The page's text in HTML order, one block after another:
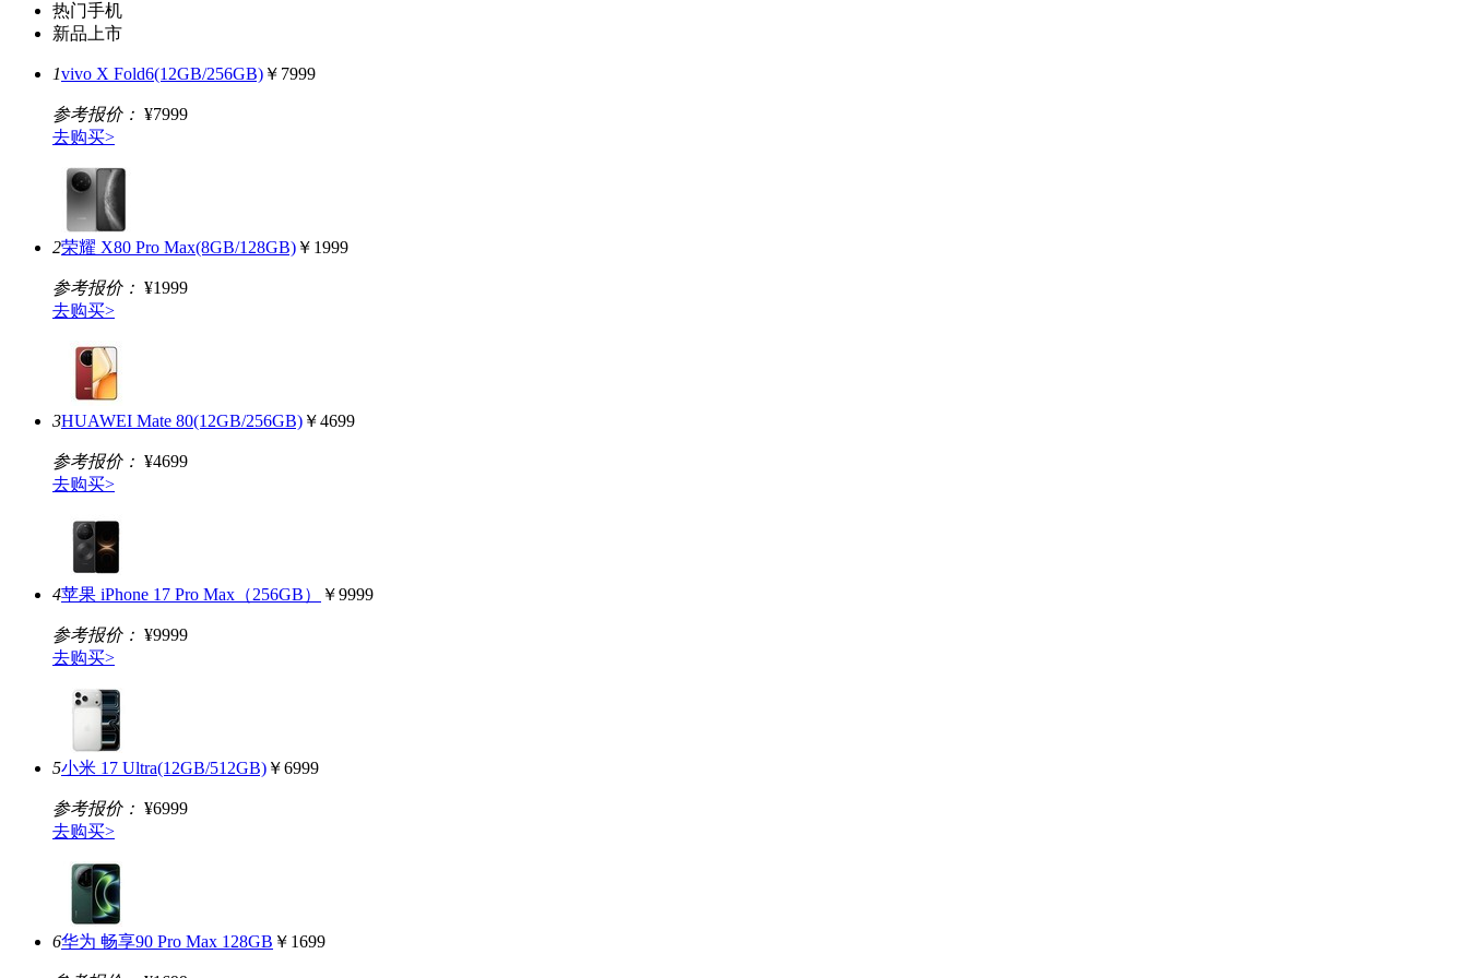
热门手机
新品上市
1vivo X Fold6(12GB/256GB) ￥7999
参考报价： ¥7999
去购买>
2荣耀 X80 Pro Max(8GB/128GB) ￥1999
参考报价： ¥1999
去购买>
3HUAWEI Mate 80(12GB/256GB) ￥4699
参考报价： ¥4699
去购买>
4苹果 iPhone 17 Pro Max（256GB） ￥9999
参考报价： ¥9999
去购买>
5小米 17 Ultra(12GB/512GB) ￥6999
参考报价： ¥6999
去购买>
6华为 畅享90 Pro Max 128GB ￥1699